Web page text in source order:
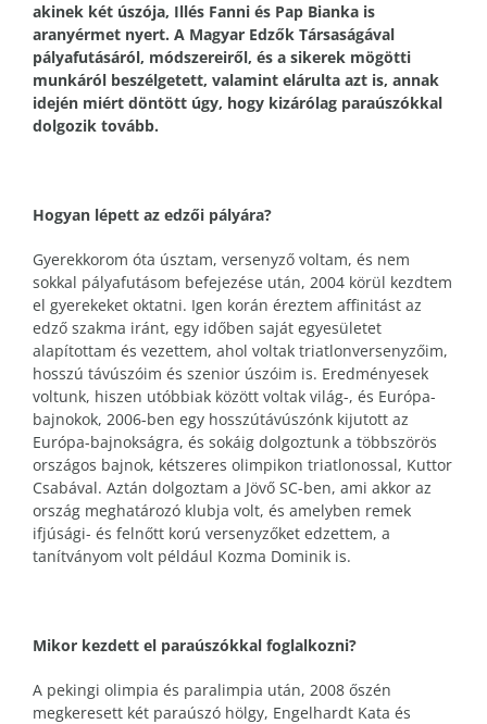
akinek két úszója, Illés Fanni és Pap Bianka is
aranyérmet nyert. A Magyar Edzők Társaságával
pályafutásáról, módszereiről, és a sikerek mögötti
munkáról beszélgetett, valamint elárulta azt is, annak
idején miért döntött úgy, hogy kizárólag paraúszókkal
dolgozik tovább.
Hogyan lépett az edzői pályára?
Gyerekkorom óta úsztam, versenyző voltam, és nem
sokkal pályafutásom befejezése után, 2004 körül kezdtem
el gyerekeket oktatni. Igen korán éreztem affinitást az
edző szakma iránt, egy időben saját egyesületet
alapítottam és vezettem, ahol voltak triatlonversenyzőim,
hosszú távúszóim és szenior úszóim is. Eredményesek
voltunk, hiszen utóbbiak között voltak világ-, és Európa-
bajnokok, 2006-ben egy hosszútávúszónk kijutott az
Európa-bajnokságra, és sokáig dolgoztunk a többszörös
országos bajnok, kétszeres olimpikon triatlonossal, Kuttor
Csabával. Aztán dolgoztam a Jövő SC-ben, ami akkor az
ország meghatározó klubja volt, és amelyben remek
ifjúsági- és felnőtt korú versenyzőket edzettem, a
tanítványom volt például Kozma Dominik is.
Mikor kezdett el paraúszókkal foglalkozni?
A pekingi olimpia és paralimpia után, 2008 őszén
megkeresett két paraúszó hölgy, Engelhardt Kata és